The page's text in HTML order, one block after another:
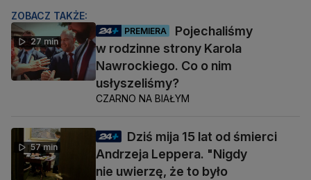
ZOBACZ TAKŻE:
27 min
PREMIERA
Pojechaliśmy
w rodzinne strony Karola
Nawrockiego. Co o nim
usłyszeliśmy?
CZARNO NA BIAŁYM
57 min
Dziś mija 15 lat od śmierci
Andrzeja Leppera. "Nigdy
nie uwierzę, że to było